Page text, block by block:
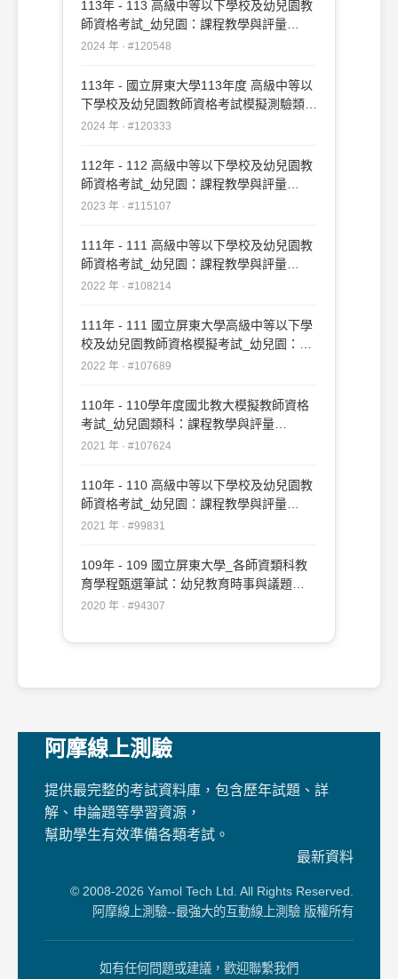
113年 - 113 高級中等以下學校及幼兒園教
師資格考試_幼兒園：課程教學與評量
#120548
2024 年 · #120548
113年 - 國立屏東大學113年度 高級中等以
下學校及幼兒園教師資格考試模擬測驗類
別：幼兒園 科目：課程教學與評量
2024 年 · #120333
112年 - 112 高級中等以下學校及幼兒園教
師資格考試_幼兒園：課程教學與評量
#115107
2023 年 · #115107
111年 - 111 高級中等以下學校及幼兒園教
師資格考試_幼兒園：課程教學與評量
#108214
2022 年 · #108214
111年 - 111 國立屏東大學高級中等以下學
校及幼兒園教師資格模擬考試_幼兒園：課
程教學與評量#107689
2022 年 · #107689
110年 - 110學年度國北教大模擬教師資格
考試_幼兒園類科：課程教學與評量
#107624
2021 年 · #107624
110年 - 110 高級中等以下學校及幼兒園教
師資格考試_幼兒園︰課程教學與評量
#99831
2021 年 · #99831
109年 - 109 國立屏東大學_各師資類科教
育學程甄選筆試：幼兒教育時事與議題
#94307
2020 年 · #94307
阿摩線上測驗
提供最完整的考試資料庫，包含歷年試題、詳
解、申論題等學習資源，
幫助學生有效準備各類考試。
最新資料
© 2008-2026 Yamol Tech Ltd. All Rights Reserved.
阿摩線上測驗--最強大的互動線上測驗 版權所有
如有任何問題或建議，歡迎聯繫我們